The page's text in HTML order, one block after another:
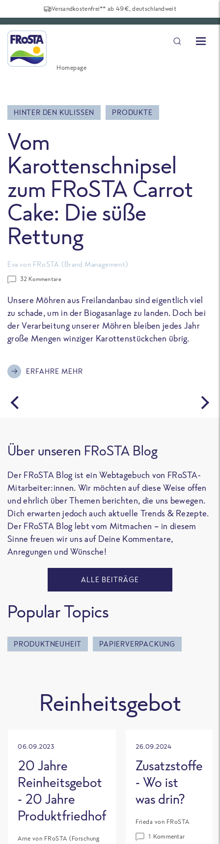
Versandkostenfrei** ab 49€, deutschlandweit
Homepage
HINTER DEN KULISSEN PRODUKTE
Vom
Karottenschnipsel
zum FRoSTA Carrot
Cake: Die süße
Rettung
Eva von FRoSTA (Brand Management)
32 Kommentare
Unsere Möhren aus Freilandanbau sind eigentlich viel
zu schade, um in der Biogasanlage zu landen. Doch bei
der Verarbeitung unserer Möhren bleiben jedes Jahr
große Mengen winziger Karottenstückchen übrig.
ERFAHRE MEHR
Über unseren FRoSTA Blog
Der FRoSTA Blog ist ein Webtagebuch von FRoSTA-
Mitarbeiter:innen. Wir möchten auf diese Weise offen
und ehrlich über Themen berichten, die uns bewegen.
Dich erwarten jedoch auch aktuelle Trends & Rezepte.
Der FRoSTA Blog lebt vom Mitmachen – in diesem
Sinne freuen wir uns auf Deine Kommentare,
Anregungen und Wünsche!
ALLE BEITRÄGE
Popular Topics
PRODUKTNEUHEIT PAPIERVERPACKUNG
Reinheitsgebot
06.09.2023
20 Jahre
Reinheitsgebot
- 20 Jahre
Produktfriedhof
Arne von FRoSTA (Forschung
26.09.2024
Zusatzstoffe
- Wo ist
was drin?
Frieda von FRoSTA
1 Kommentar